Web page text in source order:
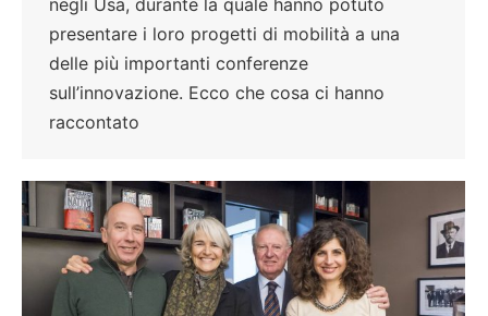
negli Usa, durante la quale hanno potuto
presentare i loro progetti di mobilità a una
delle più importanti conferenze
sull’innovazione. Ecco che cosa ci hanno
raccontato